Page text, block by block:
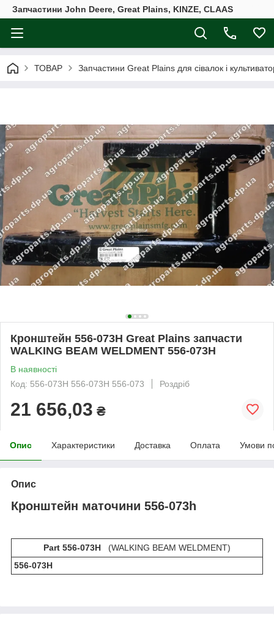
Запчастини John Deere, Great Plains, KINZE, CLAAS
ТОВАР Запчастини Great Plains для сівалок і
Кронштейн 556-073H Great Plains запчасти
WALKING BEAM WELDMENT 556-073Н
В наявності
Код: 556-073H 556-073Н 556-073
Роздріб
21 656,03 ₴
Опис Характеристики Доставка Оплата Умови
Опис
Кронштейн маточини 556-073h
Part 556-073H (WALKING BEAM WELDMENT)
556-073Н